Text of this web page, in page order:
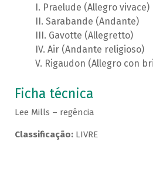
Praelude (Allegro vivace)
Sarabande (Andante)
Gavotte (Allegretto)
Air (Andante religioso)
Rigaudon (Allegro con
Ficha técnica
Lee Mills – regência
Classificação:LIVRE